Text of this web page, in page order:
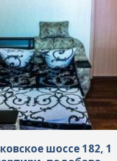
шоссе 182, 1